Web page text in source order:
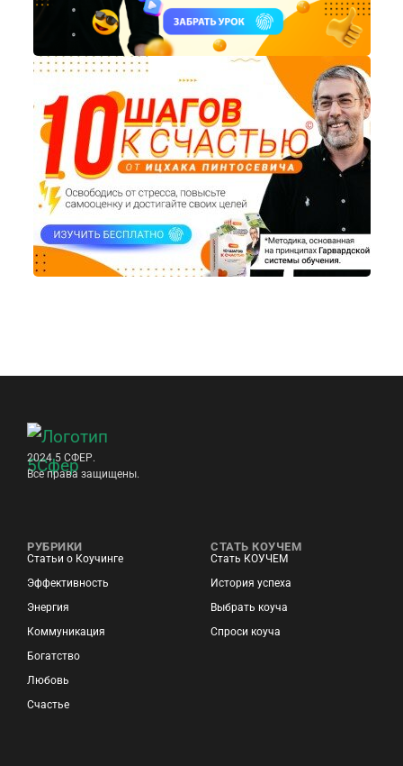
2024 5 СФЕР.
Все права защищены.
РУБРИКИ
Статьи о Коучинге
Эффективность
Энергия
Коммуникация
Богатство
Любовь
Счастье
СТАТЬ КОУЧЕМ
Стать КОУЧЕМ
История успеха
Выбрать коуча
Спроси коуча